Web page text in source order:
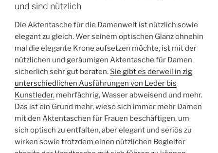
und sind nützlich
Die Aktentasche für die Damenwelt ist nützlich sowie
elegant zu gleich. Wer seinem optischen Glanz ohnehin
mal die elegante Krone aufsetzen möchte, ist mit der
nützlichen und geräumigen Aktentasche für Damen
sicherlich sehr gut beraten. Sie gibt es derweil in zig
unterschiedlichen Ausführungen von Leder bis
Kunstleder, mehrfächrig, Wasser abweisend und mehr.
Das ist ein Grund mehr, wieso sich immer mehr Damen
mit den Aktentaschen für Frauen beschäftigen, um
sich optisch zu entfalten, aber elegant und seriös zu
wirken sowie trotzdem einen nützlichen Begleiter